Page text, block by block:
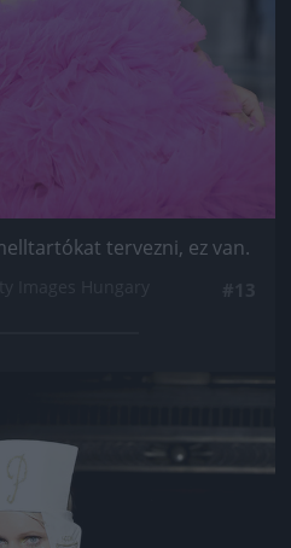
tervezni, ez van.